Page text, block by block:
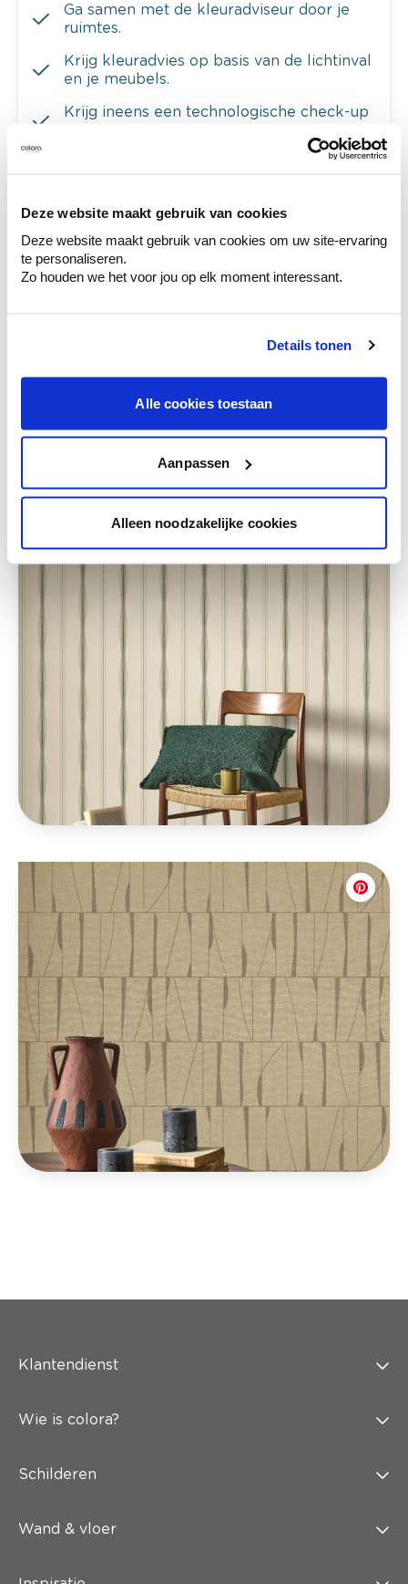
Deze website maakt gebruik van cookies
Deze website maakt gebruik van cookies om uw site-ervaring
te personaliseren.
Zo houden we het voor jou op elk moment interessant.
Details tonen
Alle cookies toestaan
Aanpassen
Alleen noodzakelijke cookies
Ga samen met de kleuradviseur door je
ruimtes.
Krijg kleuradvies op basis van de lichtinval
en je meubels.
Krijg ineens een technologische check-up
Bekijk je kleur in de winkel
Ontdek er kleurechte stalen van je
kleurenselectie.
combineren.
Deze stijlen zijn misschien ook iets voor jou
Klantendienst
Wie is colora?
Schilderen
Wand & vloer